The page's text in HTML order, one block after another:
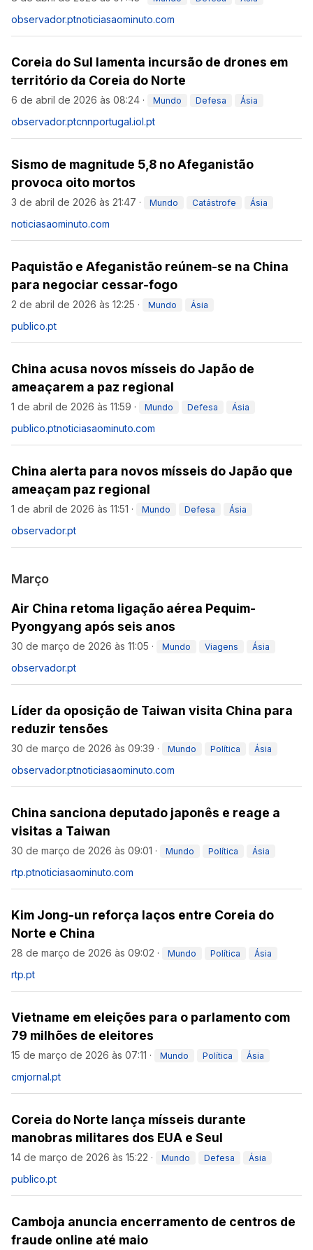
observador.ptnoticiasaominuto.com
Coreia do Sul lamenta incursão de drones em
território da Coreia do Norte
6 de abril de 2026 às 08:24 · Mundo Defesa Ásia
observador.ptcnnportugal.iol.pt
Sismo de magnitude 5,8 no Afeganistão
provoca oito mortos
3 de abril de 2026 às 21:47 · Mundo Catástrofe Ásia
noticiasaominuto.com
Paquistão e Afeganistão reúnem-se na China
para negociar cessar-fogo
2 de abril de 2026 às 12:25 · Mundo Ásia
publico.pt
China acusa novos mísseis do Japão de
ameaçarem a paz regional
1 de abril de 2026 às 11:59 · Mundo Defesa Ásia
publico.ptnoticiasaominuto.com
China alerta para novos mísseis do Japão que
ameaçam paz regional
1 de abril de 2026 às 11:51 · Mundo Defesa Ásia
observador.pt
Março
Air China retoma ligação aérea Pequim-
Pyongyang após seis anos
30 de março de 2026 às 11:05 · Mundo Viagens Ásia
observador.pt
Líder da oposição de Taiwan visita China para
reduzir tensões
30 de março de 2026 às 09:39 · Mundo Política Ásia
observador.ptnoticiasaominuto.com
China sanciona deputado japonês e reage a
visitas a Taiwan
30 de março de 2026 às 09:01 · Mundo Política Ásia
rtp.ptnoticiasaominuto.com
Kim Jong-un reforça laços entre Coreia do
Norte e China
28 de março de 2026 às 09:02 · Mundo Política Ásia
rtp.pt
Vietname em eleições para o parlamento com
79 milhões de eleitores
15 de março de 2026 às 07:11 · Mundo Política Ásia
cmjornal.pt
Coreia do Norte lança mísseis durante
manobras militares dos EUA e Seul
14 de março de 2026 às 15:22 · Mundo Defesa Ásia
publico.pt
Camboja anuncia encerramento de centros de
fraude online até maio